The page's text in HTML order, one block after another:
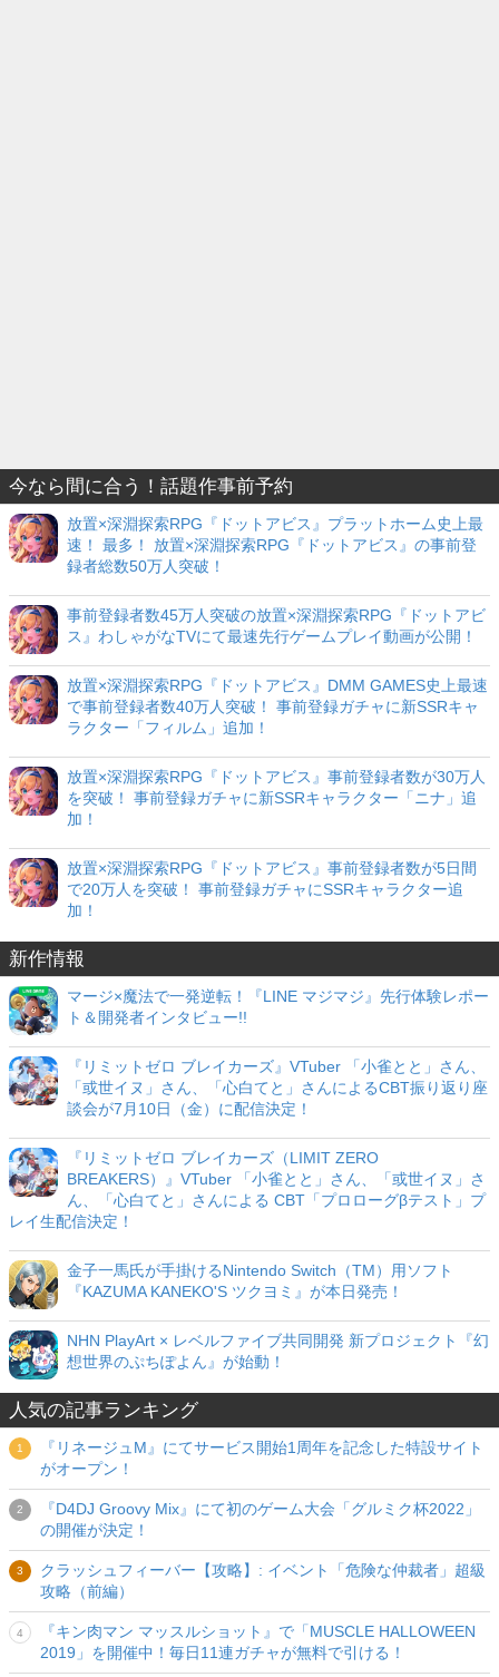
今なら間に合う！話題作事前予約
放置×深淵探索RPG『ドットアビス』プラットホーム史上最
速！ 最多！ 放置×深淵探索RPG『ドットアビス』の事前登
録者総数50万人突破！
事前登録者数45万人突破の放置×深淵探索RPG『ドットアビ
ス』わしゃがなTVにて最速先行ゲームプレイ動画が公開！
放置×深淵探索RPG『ドットアビス』DMM GAMES史上最速
で事前登録者数40万人突破！ 事前登録ガチャに新SSRキャ
ラクター「フィルム」追加！
放置×深淵探索RPG『ドットアビス』事前登録者数が30万人
を突破！ 事前登録ガチャに新SSRキャラクター「ニナ」追
加！
放置×深淵探索RPG『ドットアビス』事前登録者数が5日間
で20万人を突破！ 事前登録ガチャにSSRキャラクター追
加！
新作情報
マージ×魔法で一発逆転！『LINE マジマジ』先行体験レポー
ト＆開発者インタビュー!!
『リミットゼロ ブレイカーズ』VTuber 「小雀とと」さん、
「或世イヌ」さん、「心白てと」さんによるCBT振り返り座
談会が7月10日（金）に配信決定！
『リミットゼロ ブレイカーズ（LIMIT ZERO
BREAKERS）』VTuber 「小雀とと」さん、「或世イヌ」さ
ん、「心白てと」さんによる CBT「プロローグβテスト」プ
レイ生配信決定！
金子一馬氏が手掛けるNintendo Switch（TM）用ソフト
『KAZUMA KANEKO'S ツクヨミ』が本日発売！
NHN PlayArt × レベルファイブ共同開発 新プロジェクト『幻
想世界のぷちぽよん』が始動！
人気の記事ランキング
『リネージュM』にてサービス開始1周年を記念した特設サイト
がオープン！
『D4DJ Groovy Mix』にて初のゲーム大会「グルミク杯2022」
の開催が決定！
クラッシュフィーバー【攻略】: イベント「危険な仲裁者」超級
攻略（前編）
『キン肉マン マッスルショット』で「MUSCLE HALLOWEEN
2019」を開催中！毎日11連ガチャが無料で引ける！